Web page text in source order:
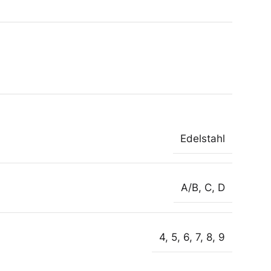
Edelstahl
A/B, C, D
4, 5, 6, 7, 8, 9